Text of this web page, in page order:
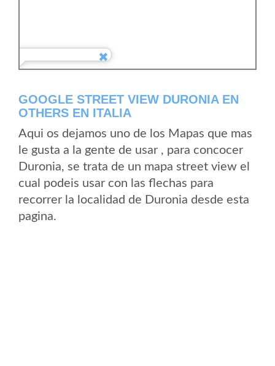
GOOGLE STREET VIEW DURONIA EN
OTHERS EN ITALIA
Aqui os dejamos uno de los Mapas que mas
le gusta a la gente de usar , para concocer
Duronia, se trata de un mapa street view el
cual podeis usar con las flechas para
recorrer la localidad de Duronia desde esta
pagina.